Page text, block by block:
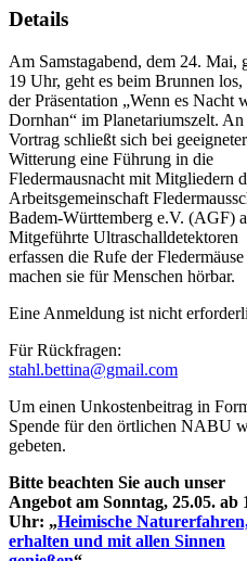
Details
Am Samstagabend, dem 24. Mai,
19 Uhr, geht es beim Brunnen
der Präsentation „Wenn es Nacht
Dornhan“ im Planetariumszelt. An
Vortrag schließt sich bei geeigneter
Witterung eine Führung in die
Fledermausnacht mit Mitgliedern
Arbeitsgemeinschaft
Badem-Württemberg e.V. (AGF)
Mitgeführte Ultraschalldetektoren
erfassen die Rufe der
machen sie für Menschen hörbar.
Eine Anmeldung ist nicht
Für Rückfragen:
stahl.bettina@gmail.com
Um einen Unkostenbeitrag in
Spende für den örtlichen NABU
gebeten.
Bitte beachten Sie auch unser
Angebot am Sonntag, 25.05. ab
Uhr: „Heimische
erhalten und mit allen Sinnen